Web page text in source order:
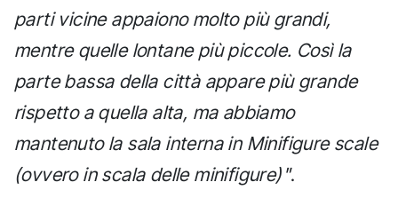
parti vicine appaiono molto più grandi,
mentre quelle lontane più piccole. Così la
parte bassa della città appare più grande
rispetto a quella alta, ma abbiamo
mantenuto la sala interna in Minifigure scale
(ovvero in scala delle minifigure)".